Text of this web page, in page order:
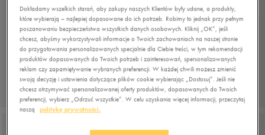
1/5
Dokładamy wszelkich starań, aby zakupy naszych Klientów były udane, a produkty,
które wybierają – najlepiej dopasowane do ich potrzeb. Robimy to jednak przy pełnym
poszanowaniu bezpieczeństwa wszystkich danych osobowych. Kliknij „OK”, jeśli
chcesz, abyśmy wykorzystywali informacje o Twoich zachowaniach na naszej stronie
do przygotowania personalizowanych specjalnie dla Ciebie treści, w tym rekomendacji
produktów dopasowanych do Twoich potrzeb i zainteresowań, spersonalizowanych
reklam czy zapamiętywanie wybranych preferencji. W każdej chwili możesz zmienić
swoją decyzję i ustawienia dotyczące plików cookie wybierając „Dostosuj”. Jeśli nie
chcesz otrzymywać spersonalizowanej oferty produktów, dopasowanych do Twoich
preferencji, wybierz „Odrzuć wszystkie”. W celu uzyskania więcej informacji, przeczytaj
naszą
politykę prywatności.